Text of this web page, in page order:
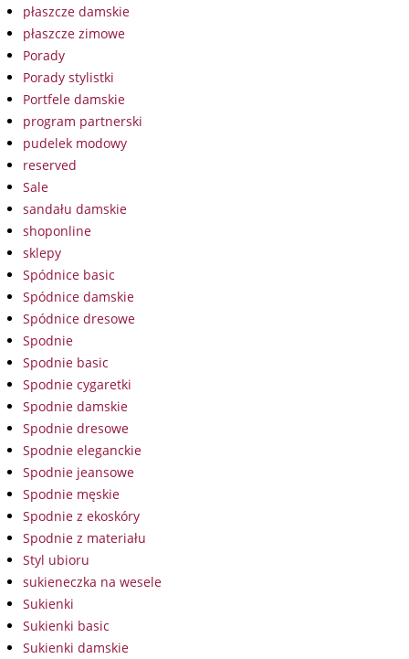
płaszcze damskie
płaszcze zimowe
Porady
Porady stylistki
Portfele damskie
program partnerski
pudelek modowy
reserved
Sale
sandału damskie
shoponline
sklepy
Spódnice basic
Spódnice damskie
Spódnice dresowe
Spodnie
Spodnie basic
Spodnie cygaretki
Spodnie damskie
Spodnie dresowe
Spodnie eleganckie
Spodnie jeansowe
Spodnie męskie
Spodnie z ekoskóry
Spodnie z materiału
Styl ubioru
sukieneczka na wesele
Sukienki
Sukienki basic
Sukienki damskie